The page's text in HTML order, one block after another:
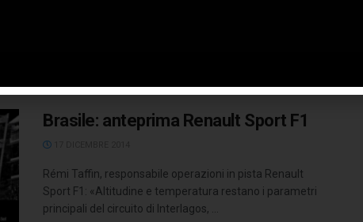
Brasile: anteprima Renault Sport F1
Rémi Taffin, responsabile operazioni in pista Renault
Sport F1: «Altitudine e temperatura restano i parametri
principali del circuito di Interlagos, ...